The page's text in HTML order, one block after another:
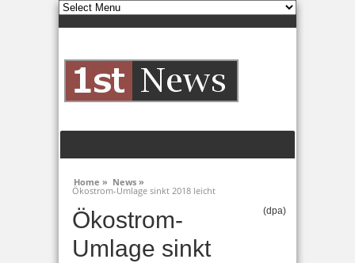
Home » News »
Ökostrom-Umlage sinkt 2018 leicht
Ökostrom-
Umlage sinkt
(dpa)